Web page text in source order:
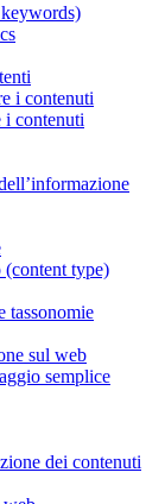
i contenuti
i contenuti
type)
tassonomie
sul web
semplice
dei contenuti